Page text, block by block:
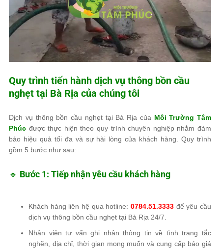
Quy trình tiến hành dịch vụ thông bồn cầu
nghẹt tại Bà Rịa của chúng tôi
Dịch vụ thông bồn cầu nghẹt tại Bà Rịa của Môi Trường Tâm
Phúc được thực hiện theo quy trình chuyên nghiệpnhằm đảm
bảo hiệu quả tối đa và sự hài lòng của khách hàng.Quy trình
gồm 5 bước như sau:
🔹 Bước 1: Tiếp nhận yêu cầu khách hàng
Khách hàng liên hệ qua hotline:0784.51.3333 để yêu cầu
dịch vụ thông bồn cầu nghẹt tại Bà Rịa 24/7
Nhân viên tư vấn ghi nhận thông tin về tình trạng tắc
nghẽn, địa chỉ, thời gian mong muốn và cung cấp báo giá